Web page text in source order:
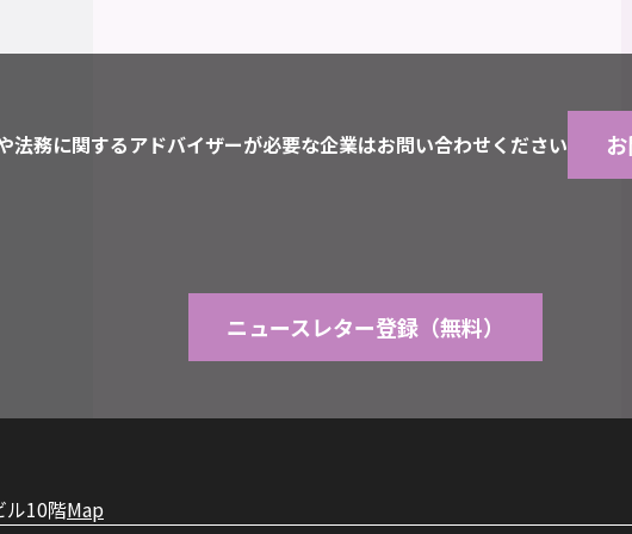
法務に関するアドバイザーが必要な企業はお問い合わせください
ニュースレター登録（無料）
ル10階Map